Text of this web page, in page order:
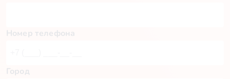
Номер телефона
Город